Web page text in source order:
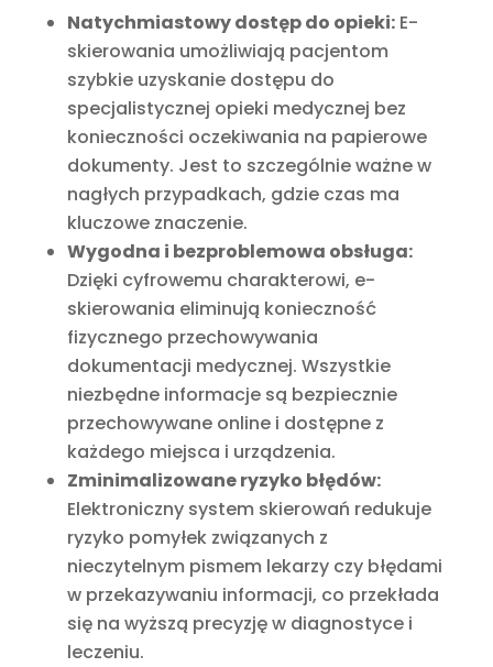
Natychmiastowy dostęp do opieki:E-
skierowania umożliwiają pacjentom
szybkie uzyskanie dostępu do
specjalistycznej opieki medycznej bez
konieczności oczekiwania na papierowe
dokumenty. Jest to szczególnie ważne w
nagłych przypadkach, gdzie czas ma
kluczowe znaczenie.
Wygodna i bezproblemowa obsługa:
Dzięki cyfrowemu charakterowi, e-
skierowania eliminują konieczność
fizycznego przechowywania
dokumentacji medycznej. Wszystkie
niezbędne informacje są bezpiecznie
przechowywane online i dostępne z
każdego miejsca i urządzenia.
Zminimalizowane ryzyko błędów:
Elektroniczny system skierowań redukuje
ryzyko pomyłek związanych z
nieczytelnym pismem lekarzy czy błędami
w przekazywaniu informacji, co przekłada
się na wyższą precyzję w diagnostyce i
leczeniu.